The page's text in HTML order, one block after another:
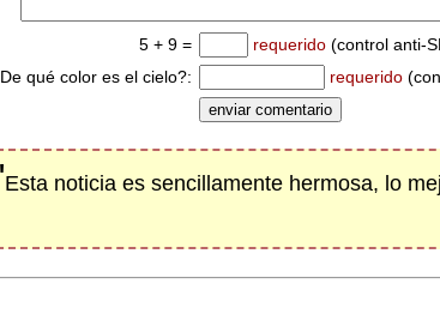
5 + 9 = requerido (control anti-
qué color es el cielo?:
requerido
Esta noticia es sencillamente hermosa, lo